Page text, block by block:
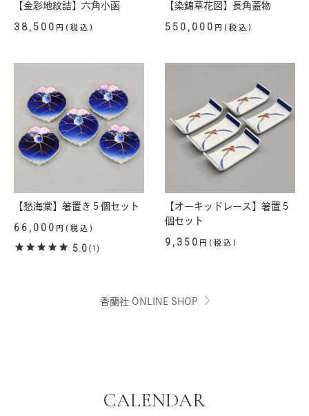
【金彩地紋詰】六角小函
38,500 円(税込)
【染錦草花図】長角蓋物
550,000 円(税込)
【愁海棠】箸置き５個セット
66,000 円(税込)
5.0 (1)
【オーキッドレース】箸置５
個セット
9,350 円(税込)
香蘭社 ONLINE SHOP
CALENDAR